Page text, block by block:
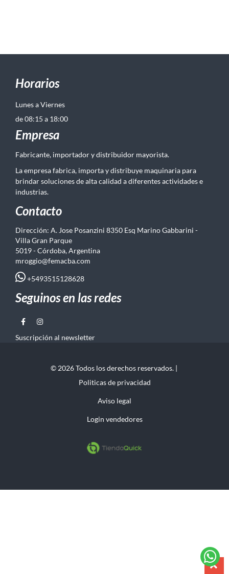
Horarios
Lunes a Viernes
de 08:15 a 18:00
Empresa
Fabricante, importador y distribuidor mayorista.
La empresa fabrica, importa y distribuye maquinaria para
brindar soluciones de alta calidad a diferentes actividades e
industrias.
Contacto
Dirección: A. Jose Posanzini 8350 Esq Marino Gabbarini -
Villa Gran Parque
5019 - Córdoba, Argentina
mroggio@femacba.com
+5493515128628
Seguinos en las redes
Suscripción al newsletter
© 2026 Todos los derechos reservados. |
Politicas de privacidad
Aviso legal
Login vendedores